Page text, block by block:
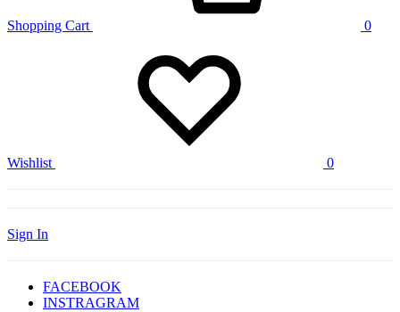
Shopping Cart 0
Wishlist 0
Sign In
FACEBOOK
INSTRAGRAM